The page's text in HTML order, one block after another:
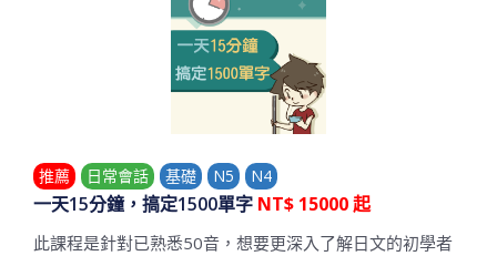
推薦 日常會話 基礎 N5 N4
一天15分鐘，搞定1500單字 NT$ 15000 起
此課程是針對已熟悉50音，想要更深入了解日文的初學者